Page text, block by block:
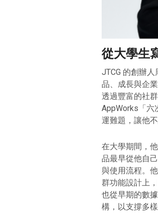
從大學生
JTCG 的創辦
品、成長與企
透過豐富的社
AppWorks「六
運難題，讓他
在大學期間，
品最早從他自
與使用流程。
群功能設計上
也從早期的數
構，以支撐多